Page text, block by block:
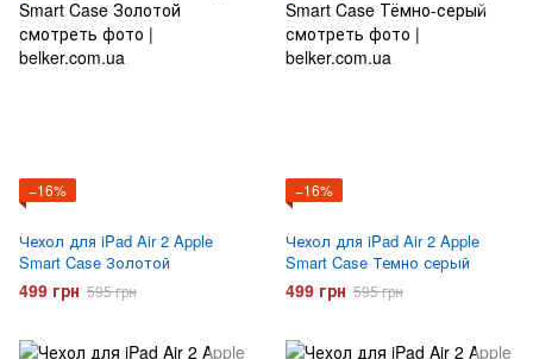
−16%
Чехол для iPad Air 2 Apple
Smart Case Золотой
499 грн 595 грн
−16%
Чехол для iPad Air 2 Apple
Smart Case Темно серый
499 грн 595 грн